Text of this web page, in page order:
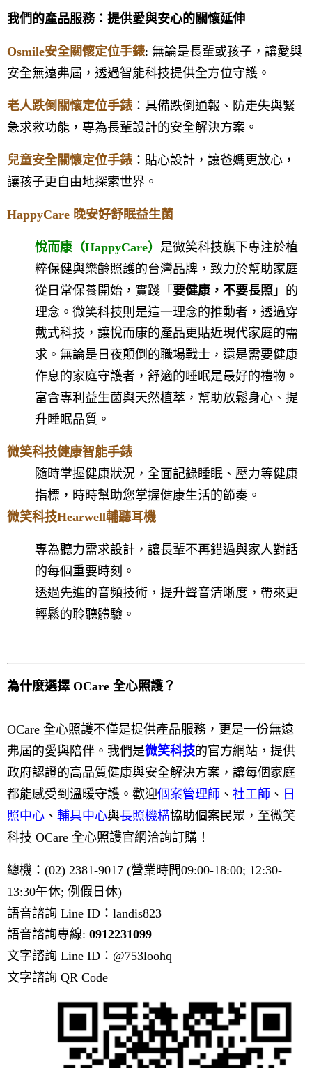
我們的產品服務：提供愛與安心的關懷延伸
Osmile安全關懷定位手錶: 無論是長輩或孩子，讓愛與
安全無遠弗屆，透過智能科技提供全方位守護。
老人跌倒關懷定位手錶：具備跌倒通報、防走失與緊
急求救功能，專為長輩設計的安全解決方案。
兒童安全關懷定位手錶：貼心設計，讓爸媽更放心，
讓孩子更自由地探索世界。
HappyCare 晚安好舒眠益生菌
悅而康（HappyCare） 是微笑科技旗下專注於植
粹保健與樂齡照護的台灣品牌，致力於幫助家庭
從日常保養開始，實踐「 要健康，不要長照 」的
理念。 微笑科技則是這一理念的推動者，透過穿
戴式科技，讓悅而康的產品更貼近現代家庭的需
求。 無論是日夜顛倒的職場戰士，還是需要健康
作息的家庭守護者，舒適的睡眠是最好的禮物。
富含專利益生菌與天然植萃，幫助放鬆身心、提
升睡眠品質。
微笑科技健康智能手錶
隨時掌握健康狀況， 全面記錄睡眠、壓力等健康
指標，時時幫助您掌握健康生活的節奏。
微笑科技Hearwell輔聽耳機
專為聽力需求設計，讓長輩不再錯過與家人對話
的每個重要時刻。
透過先進的音頻技術，提升聲音清晰度，帶來更
輕鬆的聆聽體驗。
為什麼選擇 OCare 全心照護？
OCare 全心照護不僅是提供產品服務，更是一份無遠
弗屆的愛與陪伴。我們是微笑科技的官方網站，提供
政府認證的高品質健康與安全解決方案，讓每個家庭
都能感受到溫暖守護。 歡迎個案管理師 、 社工師 、 日
照中心 、 輔具中心與長照機構協助個案民眾，至微笑
科技 OCare 全心照護官網洽詢訂購！
總機：(02) 2381-9017 (營業時間09:00-18:00; 12:30-
13:30午休; 例假日休)
語音諮詢 Line ID：landis823
語音諮詢專線: 0912231099
文字諮詢 Line ID：@753loohq
文字諮詢 QR Code